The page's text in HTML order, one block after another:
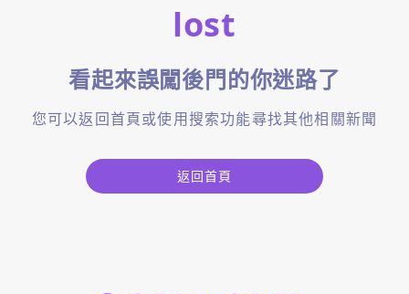
lost
看起來誤闖後門的你迷路了
您可以返回首頁或使用搜索功能尋找其他相關新聞
返回首頁